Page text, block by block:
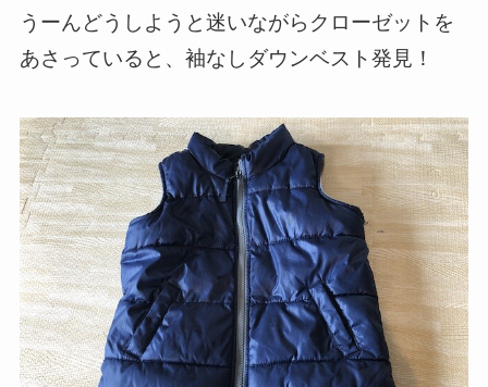
うーんどうしようと迷いながらクローゼットを
あさっていると、袖なしダウンベスト発見！